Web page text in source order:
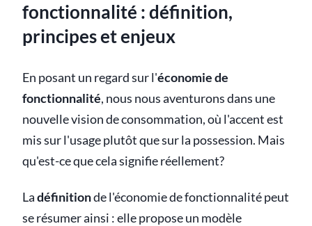
fonctionnalité : définition,
principes et enjeux
En posant un regard sur l'économie de
fonctionnalité, nous nous aventurons dans une
nouvelle vision de consommation, où l'accent est
mis sur l'usage plutôt que sur la possession. Mais
qu'est-ce que cela signifie réellement?
Ladéfinitionde l'économie de fonctionnalité peut
se résumer ainsi : elle propose un modèle